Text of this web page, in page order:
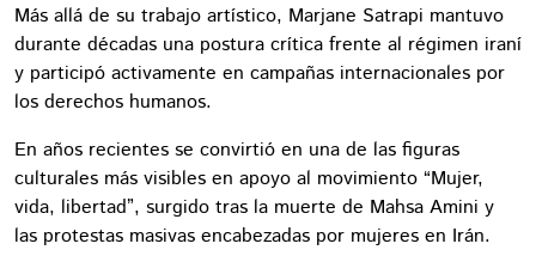
Más allá de su trabajo artístico, Marjane Satrapi mantuvo
durante décadas una postura crítica frente al régimen iraní
y participó activamente en campañas internacionales por
los derechos humanos.
En años recientes se convirtió en una de las figuras
culturales más visibles en apoyo al movimiento “Mujer,
vida, libertad”, surgido tras la muerte de Mahsa Amini y
las protestas masivas encabezadas por mujeres en Irán.